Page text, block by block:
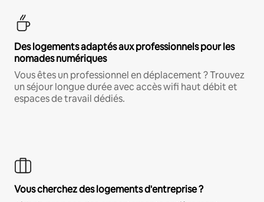
Des logements adaptés aux professionnels pour les
nomades numériques
Vous êtes un professionnel en déplacement ? Trouvez
un séjour longue durée avec accès wifi haut débit et
espaces de travail dédiés.
Vous cherchez des logements d'entreprise ?